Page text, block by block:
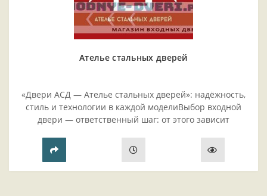
Ателье стальных дверей
«Двери АСД — Ателье стальных дверей»: надёжность,
стиль и технологии в каждой моделиВыбор входной
двери — ответственный шаг: от этого зависит
прихожей..